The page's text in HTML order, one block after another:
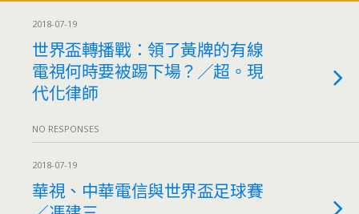
2018-07-19
世界盃轉播戰：領了黃牌的有線
電視何時要被踢下場？／超。現
代化律師
NO RESPONSES
2018-07-19
華視、中華電信與世界盃足球賽